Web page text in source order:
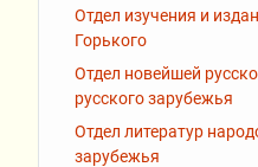
Отдел изучения и
Горького
Отдел новейшей
русского зарубежья
Отдел литератур
зарубежья